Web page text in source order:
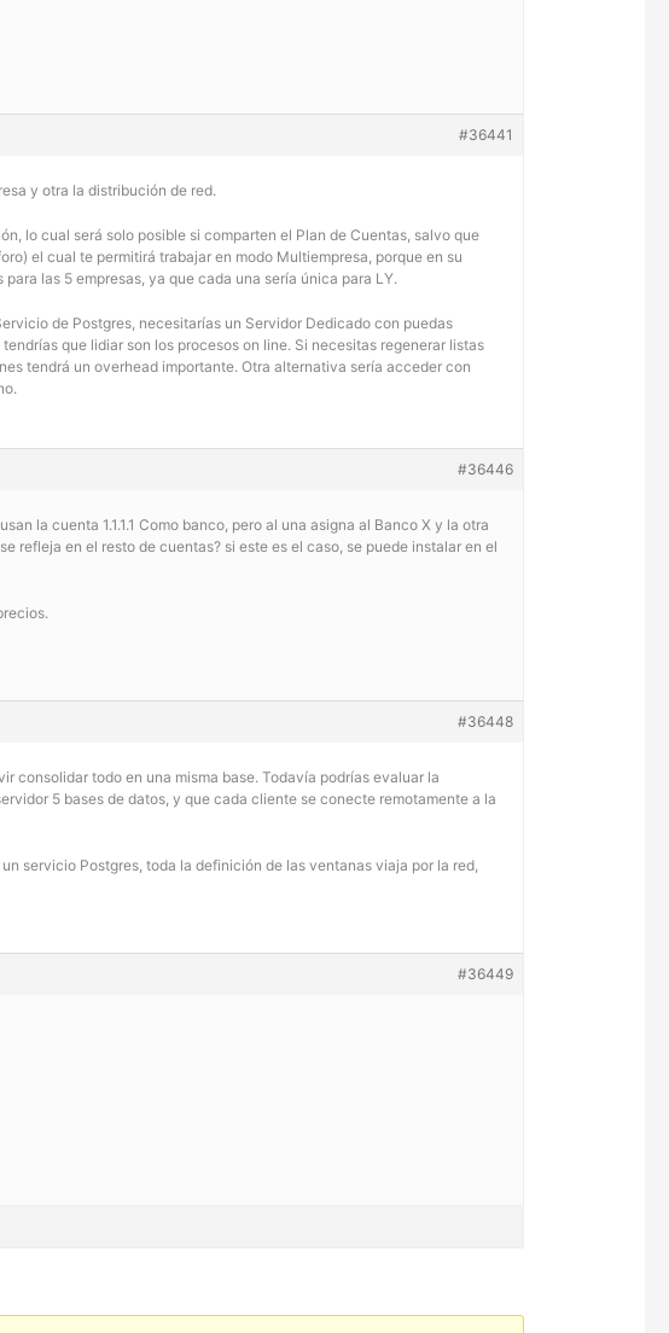
#36441
y otra la distribución de red.
lo cual será solo posible si comparten el Plan de Cuentas, salvo que
el cual te permitirá trabajar en modo Multiempresa, porque en su
las 5 empresas, ya que cada una sería única para LY.
de Postgres, necesitarías un Servidor Dedicado con puedas
que lidiar son los procesos on line. Si necesitas regenerar listas
tendrá un overhead importante. Otra alternativa sería acceder con
#36446
la cuenta 1.1.1.1 Como banco, pero al una asigna al Banco X y la otra
refleja en el resto de cuentas? si este es el caso, se puede instalar en el
#36448
consolidar todo en una misma base. Todavía podrías evaluar la
5 bases de datos, y que cada cliente se conecte remotamente a la
servicio Postgres, toda la definición de las ventanas viaja por la red,
#36449